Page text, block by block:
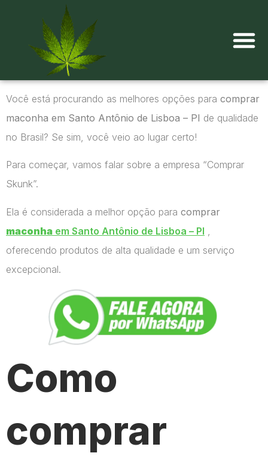
Você está procurando as melhores opções para comprar
maconha em Santo Antônio de Lisboa – PI de qualidade
no Brasil? Se sim, você veio ao lugar certo!
Para começar, vamos falar sobre a empresa “Comprar
Skunk”.
Ela é considerada a melhor opção para comprar
maconha em Santo Antônio de Lisboa – PI
oferecendo produtos de alta qualidade e um serviço
excepcional.
Como
comprar